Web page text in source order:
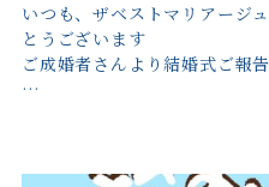
いつも、ザベストマリアージ
とうございます
ご成婚者さんより結婚式ご報
…